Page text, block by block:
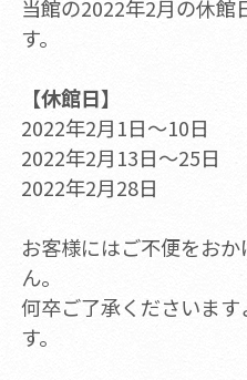
当館の2022年2月の休館
す。
【休館日】
2022年2月1日～10日
2022年2月13日～25日
2022年2月28日
お客様にはご不便をお
ん。
何卒ご了承くださいま
す。